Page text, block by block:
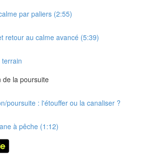
par paliers (2:55)
retour au calme avancé (5:39)
de la poursuite
poursuite : l'étouffer ou la canaliser ?
à pêche (1:12)